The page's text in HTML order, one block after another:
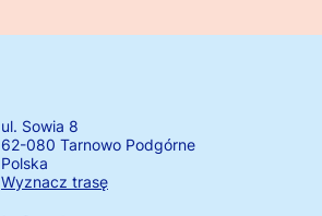
ul. Sowia 8
62-080 Tarnowo Podgórne
Polska
Wyznacz trasę